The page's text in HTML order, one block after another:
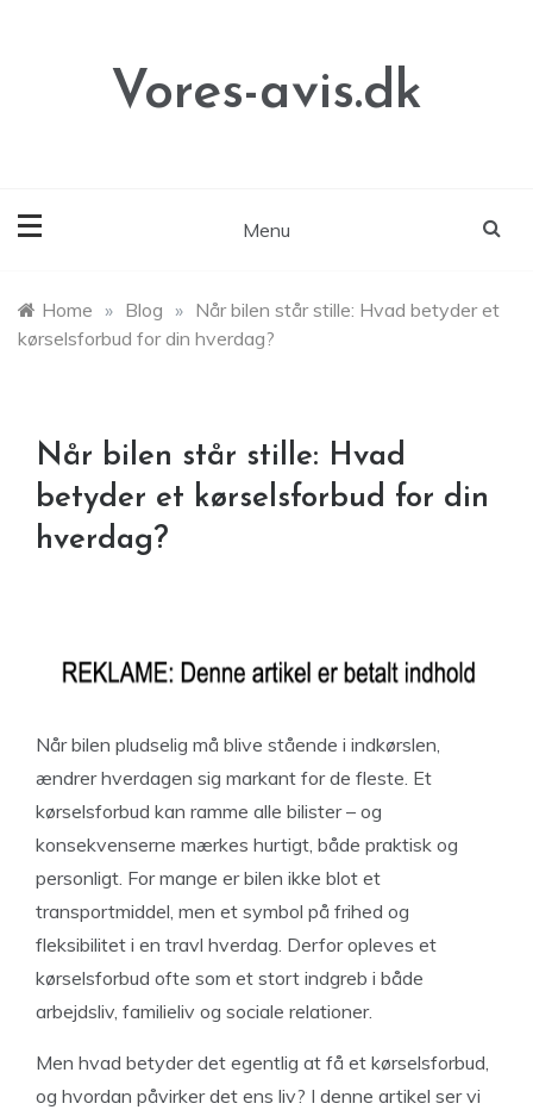
Vores-avis.dk
Menu
Home » Blog » Når bilen står stille: Hvad betyder et
kørselsforbud for din hverdag?
Når bilen står stille: Hvad
betyder et kørselsforbud for din
hverdag?
Når bilen pludselig må blive stående i indkørslen,
ændrer hverdagen sig markant for de fleste. Et
kørselsforbud kan ramme alle bilister – og
konsekvenserne mærkes hurtigt, både praktisk og
personligt. For mange er bilen ikke blot et
transportmiddel, men et symbol på frihed og
fleksibilitet i en travl hverdag. Derfor opleves et
kørselsforbud ofte som et stort indgreb i både
arbejdsliv, familieliv og sociale relationer.
Men hvad betyder det egentlig at få et kørselsforbud,
og hvordan påvirker det ens liv? I denne artikel ser vi